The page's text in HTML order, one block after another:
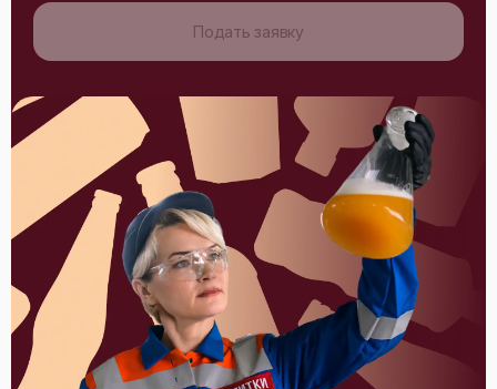
Подать заявку